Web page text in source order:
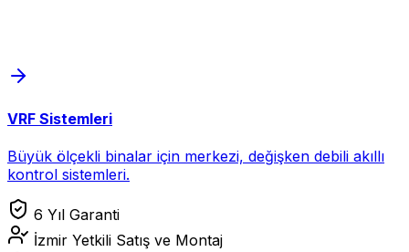
VRF Sistemleri
Büyük ölçekli binalar için merkezi, değişken debili akıllı
kontrol sistemleri.
6 Yıl Garanti
İzmir Yetkili Satış ve Montaj